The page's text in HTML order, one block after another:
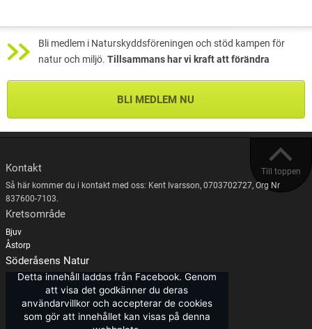
Bli medlem i Naturskyddsföreningen och stöd kampen för
natur och miljö. Tillsammans har vi kraft att förändra
BLI MEDLEM NU
Till toppen
Kontakt
Så här kommer du i kontakt med oss: Kent Ivarsson, 0703702727, Org Nr
837600-7103.
Kretsområde
Bjuv
Åstorp
Söderåsens Natur
Detta innehåll laddas från Facebook. Genom
att visa det godkänner du deras
användarvillkor och accepterar de cookies
som gör att innehållet kan visas på denna